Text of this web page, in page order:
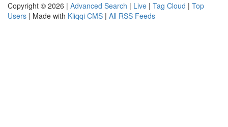
Copyright © 2026 | Advanced Search | Live | Tag Cloud | Top
Users | Made with Kliqqi CMS | All RSS Feeds